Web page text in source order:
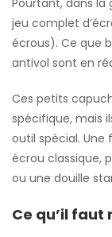
Pourtant, dans la
jeu complet
écrous). Ce que
antivol sont en
Ces petits
spécifique, mais
outil spécial. Une
écrou classique,
ou une douille
Ce qu’il faut